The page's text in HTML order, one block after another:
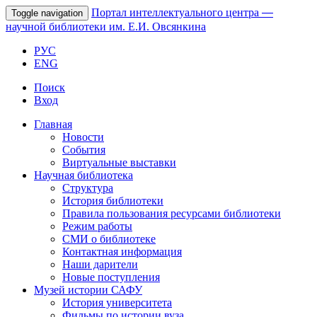
Toggle navigation Портал интеллектуального центра —
научной библиотеки им. Е.И. Овсянкина
РУС
ENG
Поиск
Вход
Главная
Новости
События
Виртуальные выставки
Научная библиотека
Структура
История библиотеки
Правила пользования ресурсами библиотеки
Режим работы
СМИ о библиотеке
Контактная информация
Наши дарители
Новые поступления
Музей истории САФУ
История университета